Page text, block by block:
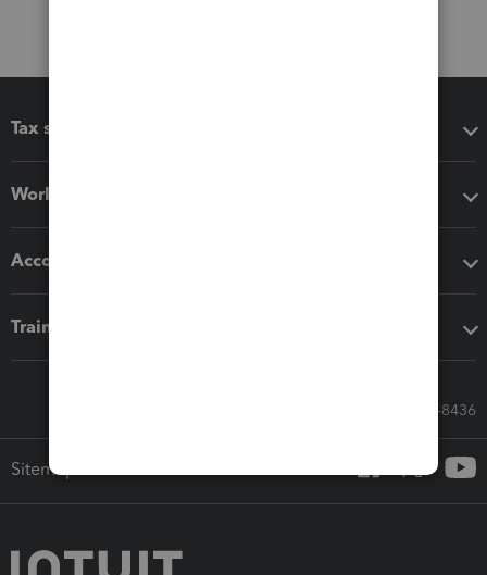
Tax software
Workflow add-ons
Accounting solutions
Training & support
Call Sales: 833-564-8436
Sitemap